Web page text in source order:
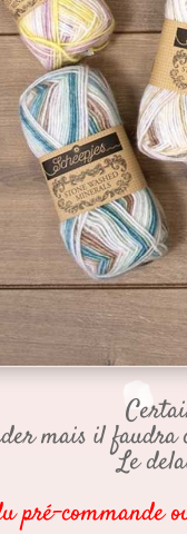
mais il
Le
pré-commande